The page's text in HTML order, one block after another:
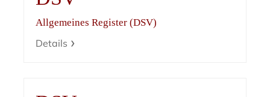
Allgemeines Register (DSV)
Details